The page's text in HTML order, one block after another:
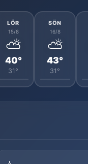
LÖR
15/8
⛅
40°
31°
SÖN
16/8
⛅
43°
31°